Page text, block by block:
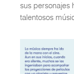
sus personajes
talentosos